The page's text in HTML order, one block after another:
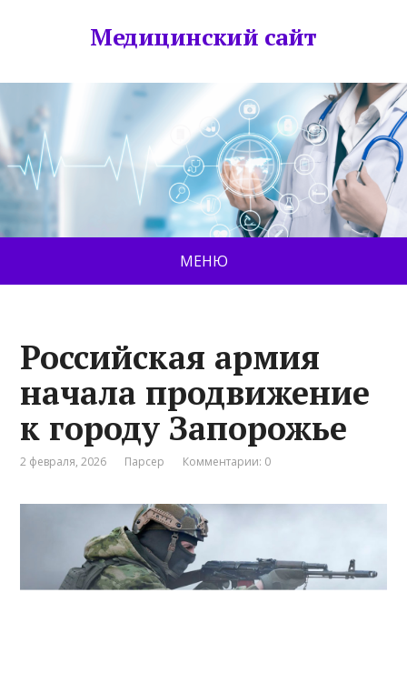
Медицинский сайт
МЕНЮ
Российская армия
начала продвижение
к городу Запорожье
2 февраля, 2026 Парсер Комментарии: 0